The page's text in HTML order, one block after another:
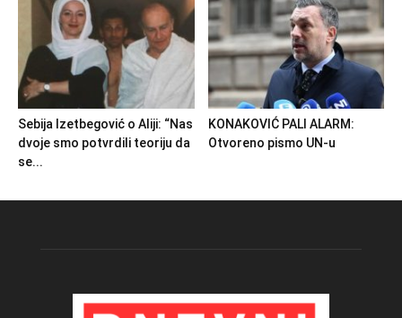
Sebija Izetbegović o Aliji: “Nas
dvoje smo potvrdili teoriju da
se...
KONAKOVIĆ PALI ALARM:
Otvoreno pismo UN-u